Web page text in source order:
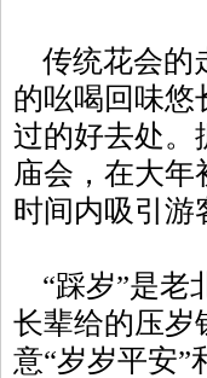
传统花会的
的吆喝回味
过的好去处
庙会，在大年
时间内吸引游
“踩岁”是老
长辈给的压岁
意“岁岁平安”